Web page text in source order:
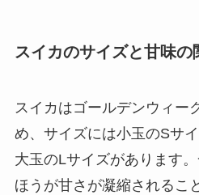
スイカのサイズと甘味の
スイカはゴールデンウィー
め、サイズには小玉のSサ
大玉のLサイズがあります
ほうが甘さが凝縮されるこ